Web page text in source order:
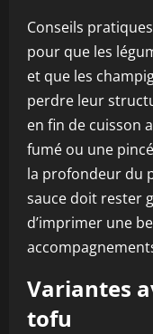
Conseils
pour que les
et que les
perdre leur
en fin de cuisson
fumé ou une
la profondeur du
sauce doit rester
d’imprimer une
Variantes
tofu